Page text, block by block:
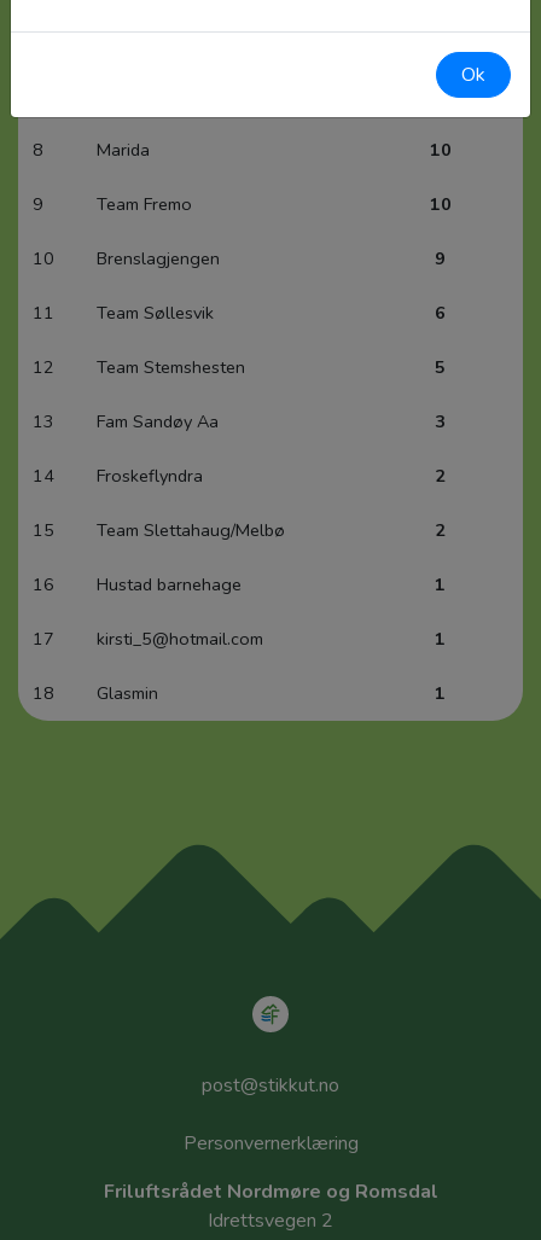
12
8 Marida 10
9 Team Fremo 10
10 Brenslagjengen 9
11 Team Søllesvik 6
12 Team Stemshesten 5
13 Fam Sandøy Aa 3
14 Froskeflyndra 2
15 Team Slettahaug/Melbø 2
16 Hustad barnehage 1
17 kirsti_5@hotmail.com 1
18 Glasmin 1
Ok
post@stikkut.no
Personvernerklæring
Friluftsrådet Nordmøre og Romsdal
Idrettsvegen 2